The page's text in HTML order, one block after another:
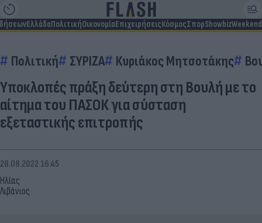
ΕλλάδαΠολιτικήΟικονομίαΕπιχειρήσειςΚόσμοςΣπορShowbizWeekend
Πολιτική ΣΥΡΙΖΑ Κυριάκος Μητσοτάκης
Υποκλοπές πράξη δεύτερη στη Βουλή με το
αίτημα του ΠΑΣΟΚ για σύσταση
εξεταστικής επιτροπής
Ηλίας
Λιβάνιος
28.08.2022 16:45